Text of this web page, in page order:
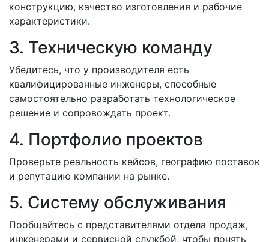
конструкцию, качество изготовления и рабочие
характеристики.
3. Техническую команду
Убедитесь, что у производителя есть
квалифицированные инженеры, способные
самостоятельно разработать технологическое
решение и сопровождать проект.
4. Портфолио проектов
Проверьте реальность кейсов, географию поставок
и репутацию компании на рынке.
5. Систему обслуживания
Пообщайтесь с представителями отдела продаж,
инженерами и сервисной службой, чтобы понять